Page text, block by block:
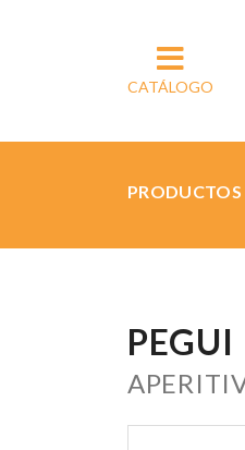
CATÁLOGO
PRODUCTOS
PEGUI